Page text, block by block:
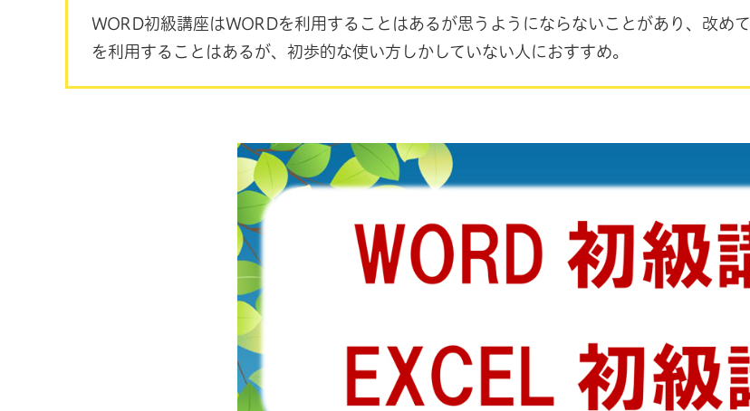
WORD初級講座はWORDを利用することはあるが思うようにならないことがあり、改め
を利用することはあるが、初歩的な使い方しかしていない人におすすめ。